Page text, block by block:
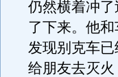
仍然横着冲
了下来。他
发现别克车
给朋友去灭